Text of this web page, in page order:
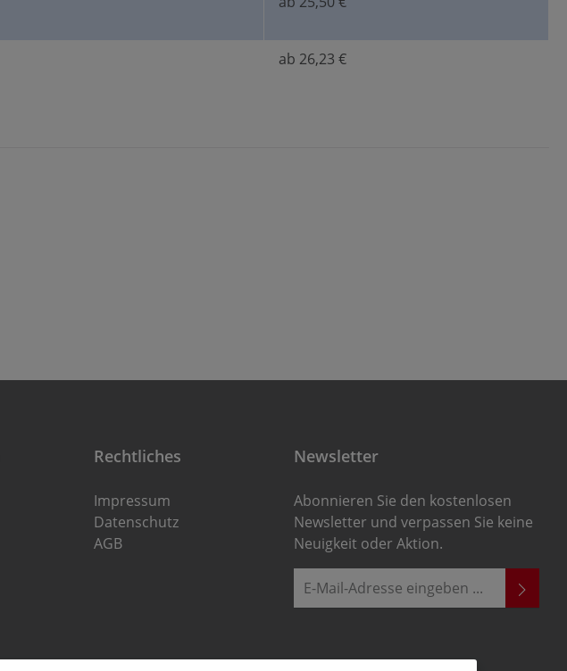
ab 26,23 €
Rechtliches
Impressum
Datenschutz
AGB
Newsletter
Abonnieren Sie den kostenlosen
Newsletter und verpassen Sie keine
Neuigkeit oder Aktion.
E-Mail-Adresse*
Kenntnis genommen und die
Felder sind Pflichtfelder.